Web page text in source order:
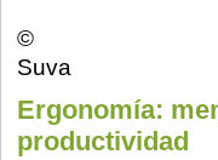
©
Suva
Ergonomía:
productividad